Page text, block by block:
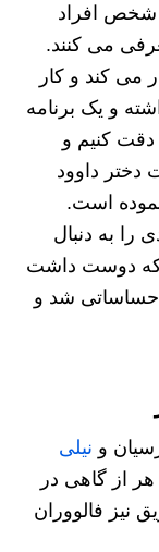
شخص افراد
می کنند.
می کند و کار
و یک برنامه
دقت کنیم و
داوود
است.
به دنبال
که دوست داشت
شد و
و نیلی
هر از گاهی در
نیز فالووران